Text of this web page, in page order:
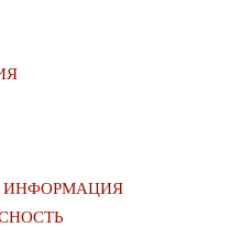
ИНФОРМАЦИЯ